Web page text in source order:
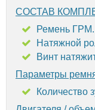
СОСТАВ
Ремень ГРМ.
Натяжной
Винт
Параметры
Количество